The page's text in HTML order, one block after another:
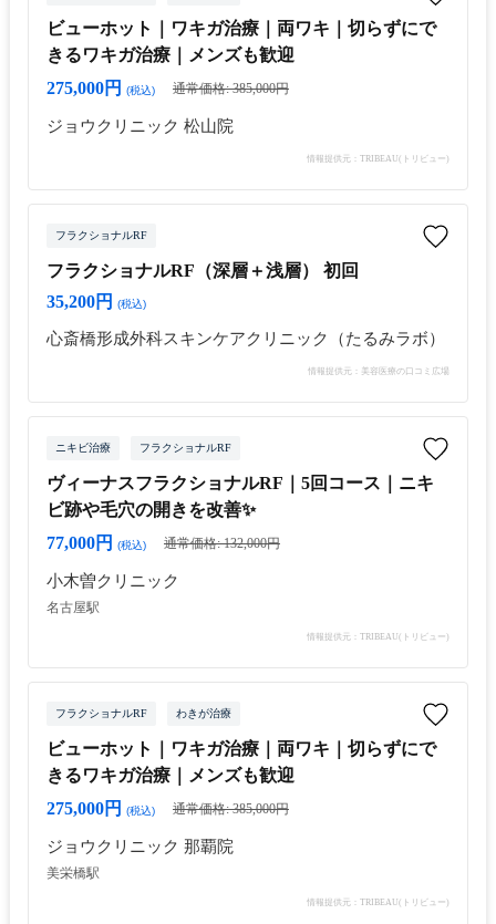
ビューホット｜ワキガ治療｜両ワキ｜切らずにで
きるワキガ治療｜メンズも歓迎
275,000円
(税込) 通常価格: 385,000円
ジョウクリニック 松山院
情報提供元：TRIBEAU(トリビュー)
フラクショナルRF
フラクショナルRF（深層＋浅層） 初回
35,200円
(税込)
心斎橋形成外科スキンケアクリニック（たるみラボ）
情報提供元：美容医療の口コミ広場
ニキビ治療 フラクショナルRF
ヴィーナスフラクショナルRF｜5回コース｜ニキ
ビ跡や毛穴の開きを改善✨
77,000円
(税込) 通常価格: 132,000円
小木曽クリニック
名古屋駅
情報提供元：TRIBEAU(トリビュー)
フラクショナルRF わきが治療
ビューホット｜ワキガ治療｜両ワキ｜切らずにで
きるワキガ治療｜メンズも歓迎
275,000円
(税込) 通常価格: 385,000円
ジョウクリニック 那覇院
美栄橋駅
情報提供元：TRIBEAU(トリビュー)